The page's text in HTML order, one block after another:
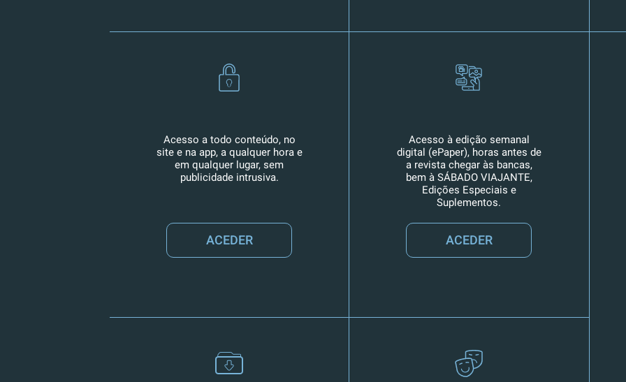
Acesso a todo conteúdo, no
site e na app, a qualquer hora e
em qualquer lugar, sem
publicidade intrusiva.
ACEDER
Acesso à edição semanal
digital (ePaper), horas antes de
a revista chegar às bancas,
bem à SÁBADO VIAJANTE,
Edições Especiais e
Suplementos.
ACEDER